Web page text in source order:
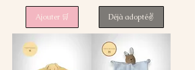
Ajouter 🛒 Déjà adopté✌️